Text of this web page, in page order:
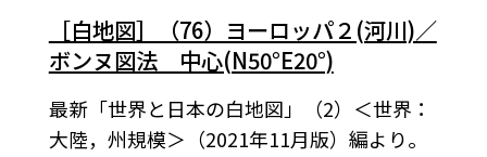
［白地図］（76）ヨーロッパ２(河川)／
ボンヌ図法 中心(N50°E20°)
最新「世界と日本の白地図」（2）＜世界：
大陸，州規模＞（2021年11月版）編より。